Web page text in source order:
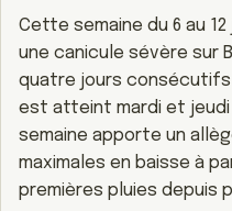
Cette semaine du 6 au
une canicule sévère sur
quatre jours consécutifs
est atteint mardi et jeudi
semaine apporte un
maximales en baisse à
premières pluies depuis